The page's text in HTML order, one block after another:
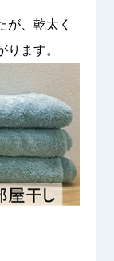
が、乾太く
ます。